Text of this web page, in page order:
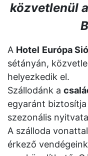
közvetlenül
A Hotel Európa
sétányán,
helyezkedik el.
Szállodánk a
egyaránt
szezonális
A szálloda
érkező